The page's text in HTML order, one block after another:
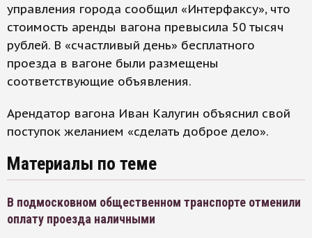
управления города сообщил «Интерфаксу», что
стоимость аренды вагона превысила 50 тысяч
рублей. В «счастливый день» бесплатного
проезда в вагоне были размещены
соответствующие объявления.
Арендатор вагона Иван Калугин объяснил свой
поступок желанием «сделать доброе дело».
Материалы по теме
В подмосковном общественном транспорте отменили
оплату проезда наличными